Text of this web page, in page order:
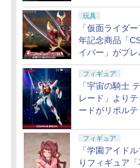
玩具
「仮面ライダ
年記念商品「
イバー」がプレ
開始
フィギュア
「宇宙の騎士
レード」より
ードがリボルテ
定
フィギュア
「学園アイド
りフィギュア